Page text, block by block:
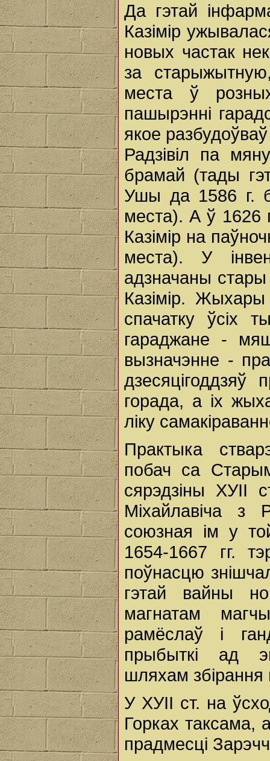
Да гэтай
Казімір
новых частак
за
места ў
пашырэнні
якое
Радзівіл па
брамай (тады
Ушы да 1586 г.
места). А ў 1626
Казімір на
места). У
адзначаны
Казімір.
спачатку ўсіх
гараджане -
вызначэнне -
дзесяцігоддзяў
горада, а іх
ліку
Практыка
побач са
сярэдзіны ХУІІ
Міхайлавіча з
союзная ім у
1654-1667 гг.
поўнасцю
гэтай вайны
магнатам
рамёслаў і
прыбыткі ад
шляхам збірання
У ХУІІ ст. на
Горках таксама,
прадмесці